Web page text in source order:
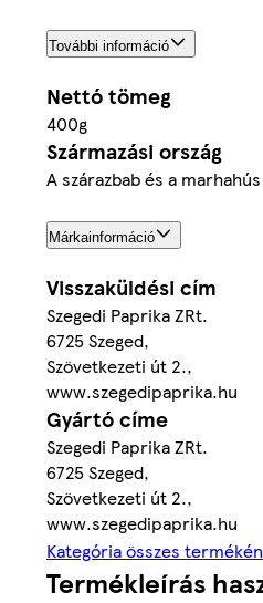
További információ
Nettó tömeg
400g
Származási ország
A szárazbab és a
Márkainformáció
Visszaküldési cím
Szegedi Paprika ZRt.
6725 Szeged,
Szövetkezeti út 2.,
www.szegedipaprika.hu
Gyártó címe
Szegedi Paprika ZRt.
6725 Szeged,
Szövetkezeti út 2.,
www.szegedipaprika.hu
Kategória összes
Termékleírás